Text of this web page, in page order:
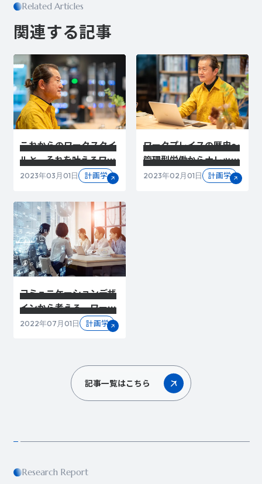
Related Articles
関連する記事
これからのワークスタイ
ルと、それを叶えるワー
クプレイス
2023年03月01日 計画学
ワークプレイスの歴史～
管理型労働からナレッジ
ワークへの変遷～
2023年02月01日 計画学
コミュニケーションデザ
インから考える、ワーク
プレイスの多様性
2022年07月01日 計画学
記事一覧はこちら
Research Report